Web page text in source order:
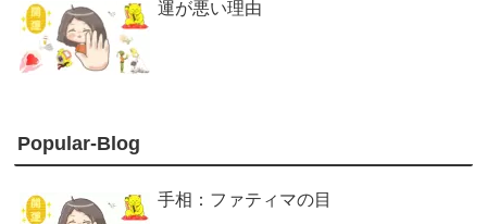
運が悪い理由
Popular-Blog
手相：ファティマの目